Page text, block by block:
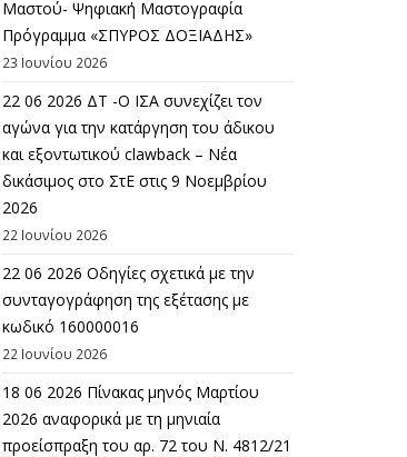
Μαστού- Ψηφιακή Μαστογραφία
Πρόγραμμα «ΣΠΥΡΟΣ ΔΟΞΙΑΔΗΣ»
23 Ιουνίου 2026
22 06 2026 ΔΤ -Ο ΙΣΑ συνεχίζει τον
αγώνα για την κατάργηση του άδικου
και εξοντωτικού clawback – Νέα
δικάσιμος στο ΣτΕ στις 9 Νοεμβρίου
2026
22 Ιουνίου 2026
22 06 2026 Οδηγίες σχετικά με την
συνταγογράφηση της εξέτασης με
κωδικό 160000016
22 Ιουνίου 2026
18 06 2026 Πίνακας μηνός Μαρτίου
2026 αναφορικά με τη μηνιαία
προείσπραξη του αρ. 72 του Ν. 4812/21